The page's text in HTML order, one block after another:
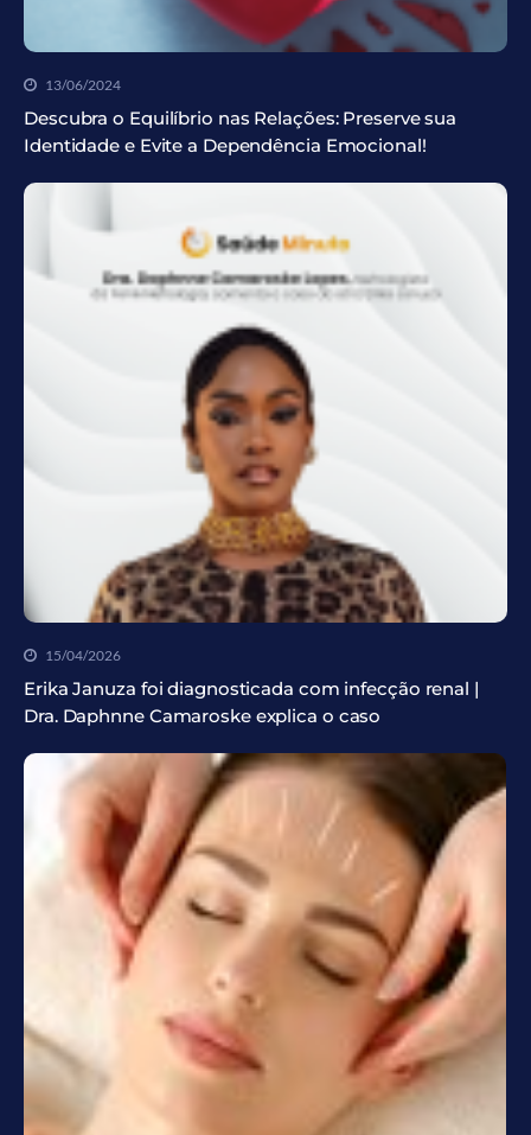
13/06/2024
Descubra o Equilíbrio nas Relações: Preserve sua
Identidade e Evite a Dependência Emocional!
15/04/2026
Erika Januza foi diagnosticada com infecção renal |
Dra. Daphnne Camaroske explica o caso